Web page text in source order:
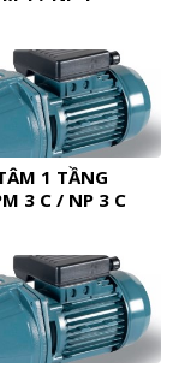
1 TẦNG
3 C / NP 3 C